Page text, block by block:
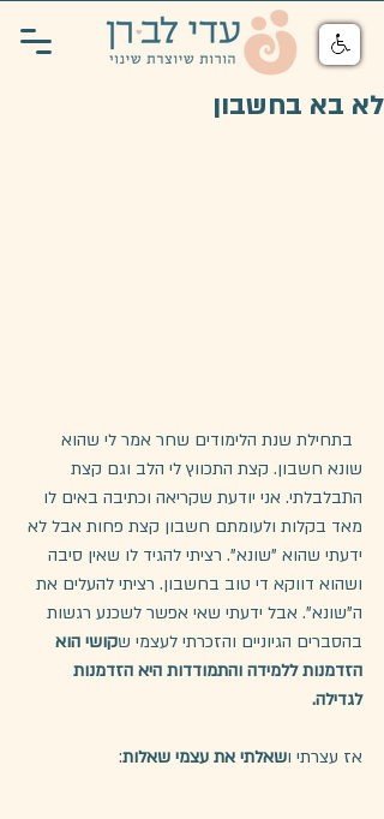
לא בא בחשבון
  בתחילת שנת הלימודים שחר אמר לי שהוא
שונא חשבון. קצת התכווץ לי הלב וגם קצת
התבלבלתי. אני יודעת שקריאה וכתיבה באים לו
מאד בקלות ולעומתם חשבון קצת פחות אבל לא
ידעתי שהוא "שונא". רציתי להגיד לו שאין סיבה
ושהוא דווקא די טוב בחשבון. רציתי להעלים את
ה"שונא". אבל ידעתי שאי אפשר לשכנע רגשות
בהסברים הגיוניים והזכרתי לעצמי שקושי הוא
הזדמנות ללמידה והתמודדות היא הזדמנות
לגדילה.
אז עצרתי ושאלתי את עצמי שאלות: